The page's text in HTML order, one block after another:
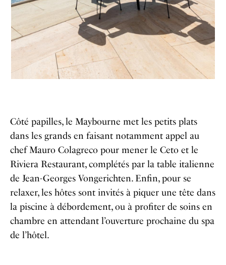
Côté papilles, le Maybourne met les petits plats
dans les grands en faisant notamment appel au
chef Mauro Colagreco pour mener le Ceto et le
Riviera Restaurant, complétés par la table italienne
de Jean-Georges Vongerichten. Enfin, pour se
relaxer, les hôtes sont invités à piquer une tête dans
la piscine à débordement, ou à profiter de soins en
chambre en attendant l’ouverture prochaine du spa
de l’hôtel.